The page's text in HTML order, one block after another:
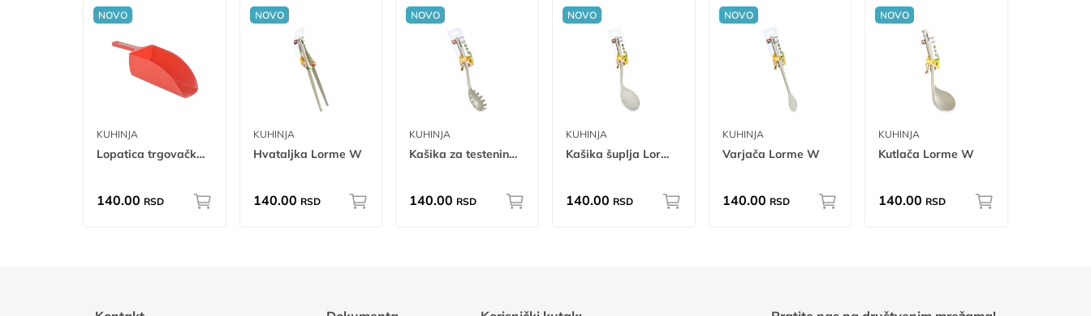
NOVO
KUHINJA
Lopatica trgovačka 1kg
140.00 RSD
NOVO
KUHINJA
Hvataljka Lorme W
140.00 RSD
NOVO
KUHINJA
Kašika za testeninu Lorme W
140.00 RSD
NOVO
KUHINJA
Kašika šuplja Lorme W
140.00 RSD
NOVO
KUHINJA
Varjača Lorme W
140.00 RSD
NOVO
KUHINJA
Kutlača Lorme W
140.00 RSD